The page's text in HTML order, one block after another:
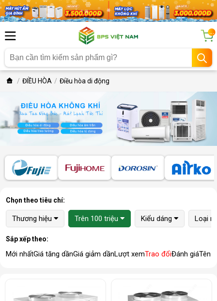
...
ĐIỀU HÒA Điều hòa di động
Chọn theo tiêu chí:
Thương hiệu Trên 100 triệu Kiểu dáng Loại
Sắp xếp theo:
Mới nhấtGiá tăng dầnGiá giảm dầnLượt xemTrao đổiĐánh giáTên